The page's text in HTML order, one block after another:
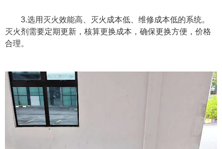
3.选用灭火效能高、灭火成本低、维修成本低的系统。
灭火剂需要定期更新，核算更换成本，确保更换方便，价格
合理。